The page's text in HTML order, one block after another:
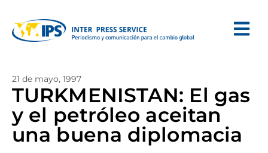
21 de mayo, 1997
TURKMENISTAN: El gas
y el petróleo aceitan
una buena diplomacia